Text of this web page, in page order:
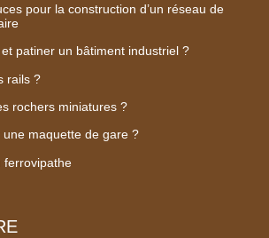
pour la construction d’un réseau de
patiner un bâtiment industriel ?
rails ?
rochers miniatures ?
maquette de gare ?
ferrovipathe